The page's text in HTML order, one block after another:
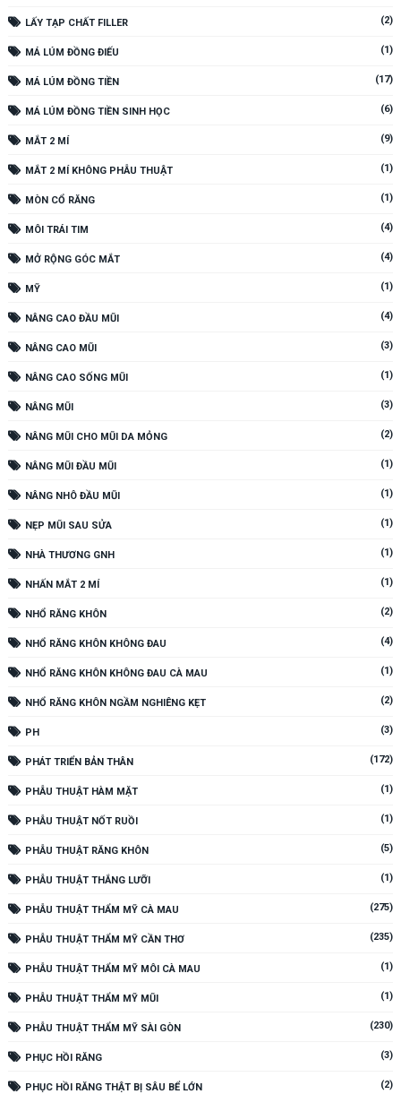
LẤY TẠP CHẤT FILLER (2)
MÁ LÚM ĐỒNG ĐIẾU (1)
MÁ LÚM ĐỒNG TIỀN (17)
MÁ LÚM ĐỒNG TIỀN SINH HỌC (6)
MẮT 2 MÍ (9)
MẮT 2 MÍ KHÔNG PHẪU THUẬT (1)
MÒN CỔ RĂNG (1)
MÔI TRÁI TIM (4)
MỞ RỘNG GÓC MẮT (4)
MỸ (1)
NÂNG CAO ĐẦU MŨI (4)
NÂNG CAO MŨI (3)
NÂNG CAO SỐNG MŨI (1)
NÂNG MŨI (3)
NÂNG MŨI CHO MŨI DA MỎNG (2)
NÂNG MŨI ĐẦU MŨI (1)
NÂNG NHÔ ĐẦU MŨI (1)
NẸP MŨI SAU SỬA (1)
NHÀ THƯƠNG GNH (1)
NHẤN MẮT 2 MÍ (1)
NHỔ RĂNG KHÔN (2)
NHỔ RĂNG KHÔN KHÔNG ĐAU (4)
NHỔ RĂNG KHÔN KHÔNG ĐAU CÀ MAU (1)
NHỔ RĂNG KHÔN NGẦM NGHIÊNG KẸT (2)
PH (3)
PHÁT TRIỂN BẢN THÂN (172)
PHẪU THUẬT HÀM MẶT (1)
PHẪU THUẬT NỐT RUỒI (1)
PHẪU THUẬT RĂNG KHÔN (5)
PHẪU THUẬT THẮNG LƯỠI (1)
PHẪU THUẬT THẨM MỸ CÀ MAU (275)
PHẪU THUẬT THẨM MỸ CẦN THƠ (235)
PHẪU THUẬT THẨM MỸ MÔI CÀ MAU (1)
PHẪU THUẬT THẨM MỸ MŨI (1)
PHẪU THUẬT THẨM MỸ SÀI GÒN (230)
PHỤC HỒI RĂNG (3)
PHỤC HỒI RĂNG THẬT BỊ SÂU BỂ LỚN (2)